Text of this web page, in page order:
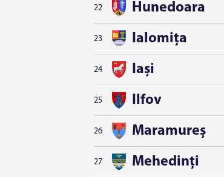
22 Hunedoara
23 Ialomița
24 Iași
25 Ilfov
26 Maramureș
27 Mehedinți